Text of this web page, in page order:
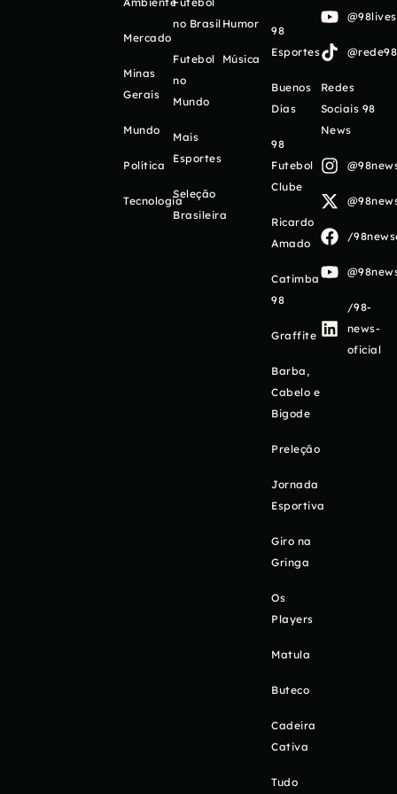
Mercado
Minas
Gerais
Mundo
Política
Tecnologia
no Brasil
Futebol
no
Mundo
Mais
Esportes
Seleção
Brasileira
Humor
Música
98
Esportes
Buenos
Días
98
Futebol
Clube
Ricardo
Amado
Catimba
98
Graffite
Barba,
Cabelo e
Bigode
Preleção
Jornada
Esportiva
Giro na
Gringa
Os
Players
Matula
Buteco
Cadeira
Cativa
Tudo
Redes
Sociais 98
News
/
/98-
news-
oficial